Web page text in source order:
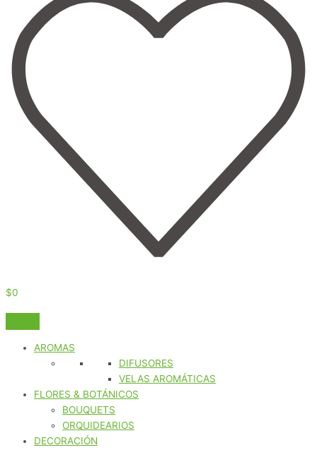
$0
AROMAS
DIFUSORES
VELAS AROMÁTICAS
FLORES & BOTÁNICOS
BOUQUETS
ORQUIDEARIOS
DECORACIÓN